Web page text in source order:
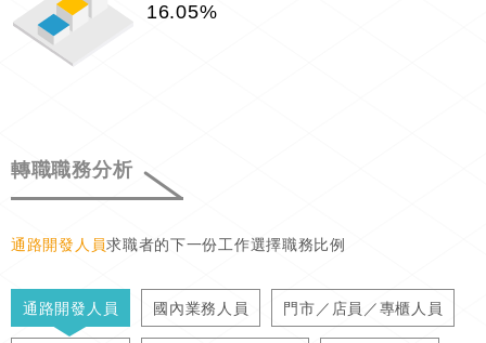
16.05%
轉職職務分析
通路開發人員求職者的下一份工作選擇職務比例
通路開發人員 國內業務人員 門市／店員／專櫃人員